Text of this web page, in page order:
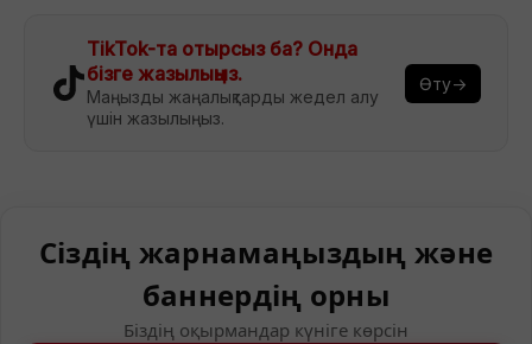
TikTok-та отырсыз ба? Онда
бізге жазылыңыз.
Маңызды жаңалықтарды жедел алу
үшін жазылыңыз.
Өту→
Сіздің жарнамаңыздың және
баннердің орны
Біздің оқырмандар күніге көрсін